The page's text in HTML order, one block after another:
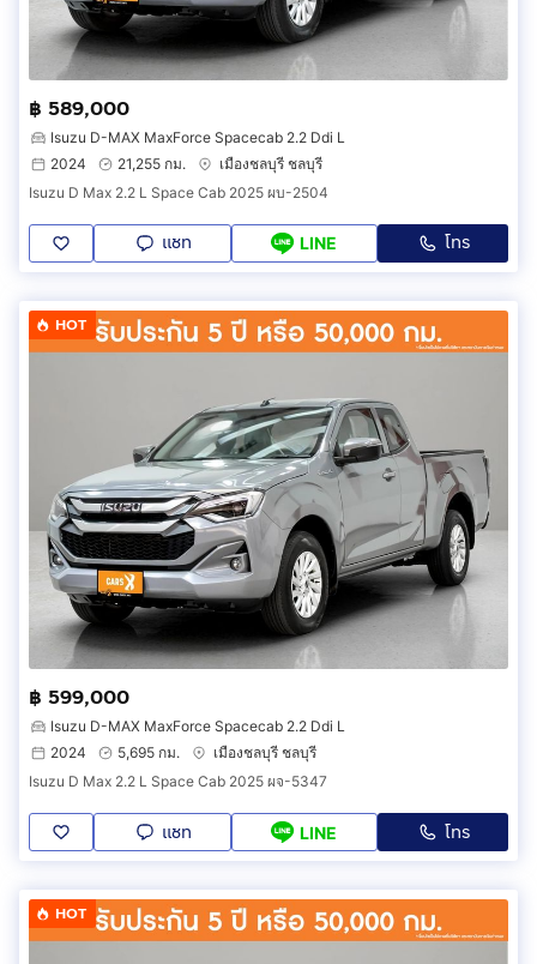
฿ 589,000
Isuzu D-MAX MaxForce Spacecab 2.2 Ddi L
2024
21,255 กม.
เมืองชลบุรี ชลบุรี
Isuzu D Max 2.2 L Space Cab 2025 ผบ-2504
แชท LINE โทร
HOT
฿ 599,000
Isuzu D-MAX MaxForce Spacecab 2.2 Ddi L
2024
5,695 กม.
เมืองชลบุรี ชลบุรี
Isuzu D Max 2.2 L Space Cab 2025 ผจ-5347
แชท LINE โทร
HOT